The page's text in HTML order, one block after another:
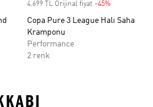
4.699 TL Orijinal fiyat -45%
Copa Pure 3 League Halı Saha
Kramponu
Performance
2 renk